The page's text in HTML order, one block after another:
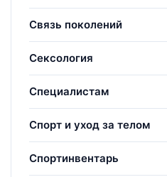
Связь поколений
Сексология
Специалистам
Спорт и уход за телом
Спортинвентарь